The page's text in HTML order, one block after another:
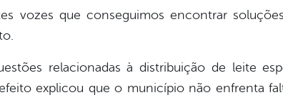
vozes que conseguimos encontrar
relacionadas à distribuição de leite
explicou que o município não enfrenta